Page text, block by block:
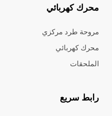
محرك كهربائي
مروحة طرد مركزي
محرك كهربائي
الملحقات
رابط سريع